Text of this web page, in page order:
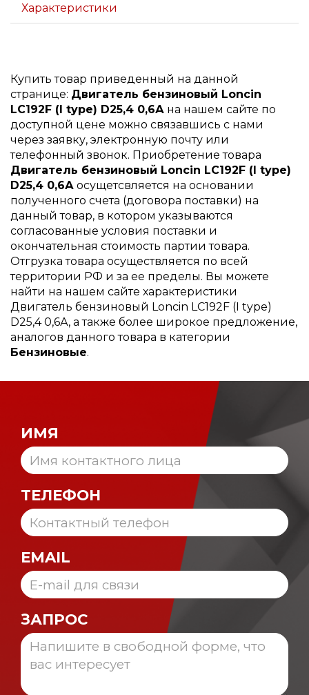
Характеристики
Купить товар приведенный на данной
странице: Двигатель бензиновый Loncin
LC192F (I type) D25,4 0,6А на нашем сайте по
доступной цене можно связавшись с нами
через заявку, электронную почту или
телефонный звонок. Приобретение товара
Двигатель бензиновый Loncin LC192F (I type)
D25,4 0,6А осущетсвляется на основании
полученного счета (договора поставки) на
данный товар, в котором указываются
согласованные условия поставки и
окончательная стоимость партии товара.
Отгрузка товара осуществляется по всей
территории РФ и за ее пределы. Вы можете
найти на нашем сайте характеристики
Двигатель бензиновый Loncin LC192F (I type)
D25,4 0,6А, а также более широкое предложение,
аналогов данного товара в категории
Бензиновые.
ИМЯ
ТЕЛЕФОН
EMAIL
ЗАПРОС